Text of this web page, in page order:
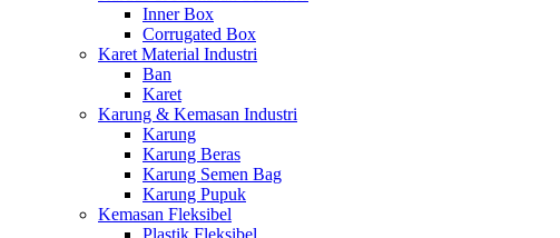
Inner Box
Corrugated Box
Karet Material Industri
Ban
Karet
Karung & Kemasan Industri
Karung
Karung Beras
Karung Semen Bag
Karung Pupuk
Kemasan Fleksibel
Plastik Fleksibel